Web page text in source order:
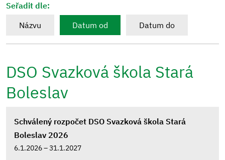
Seřadit dle:
Názvu
Datum od Datum do
DSO Svazková škola Stará
Boleslav
Schválený rozpočet DSO Svazková škola Stará
Boleslav 2026
6.1.2026 – 31.1.2027